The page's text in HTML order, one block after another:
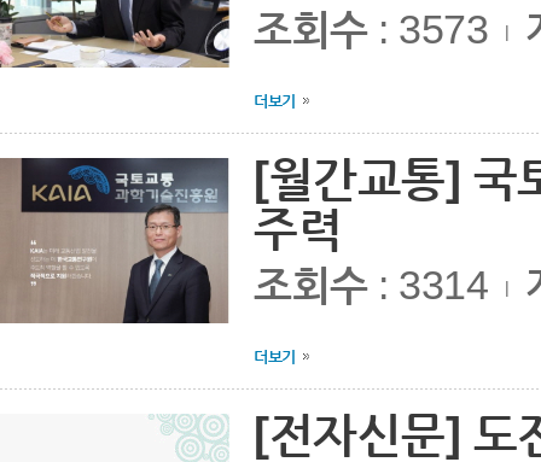
조회수: 3573 |
더보기
[월간교통] 국
주력
조회수: 3314 |
더보기
[전자신문] 도